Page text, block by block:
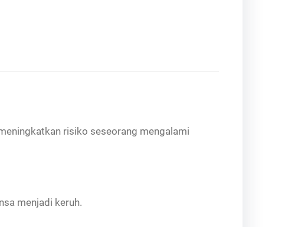
risiko seseorang mengalami
menjadi keruh.